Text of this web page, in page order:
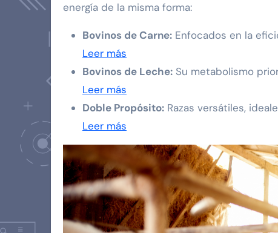
energía de la misma forma:
Bovinos de Carne: Enfocados en la
Leer más
Bovinos de Leche: Su metabolismo
Leer más
Doble Propósito: Razas versátiles,
Leer más